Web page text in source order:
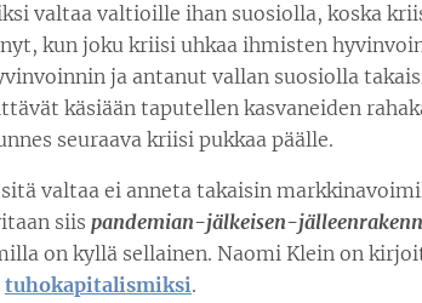
valtaa valtioille ihan suosiolla, koska
kun joku kriisi uhkaa ihmisten
ja antanut vallan suosiolla
käsiään taputellen kasvaneiden
seuraava kriisi pukkaa päälle.
valtaa ei anneta takaisin
siis pandemian-jälkeisen-
on kyllä sellainen. Naomi Klein on
tuhokapitalismiksi.